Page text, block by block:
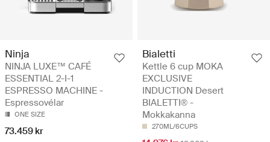
Ninja
NINJA LUXE™ CAFÉ
ESSENTIAL 2-I-1
ESPRESSO MACHINE -
Espressovélar
ONE SIZE
73.459 kr
Bialetti
Kettle 6 cup MOKA
EXCLUSIVE
INDUCTION Desert
BIALETTI® -
Mokkakanna
270ML/6CUPS